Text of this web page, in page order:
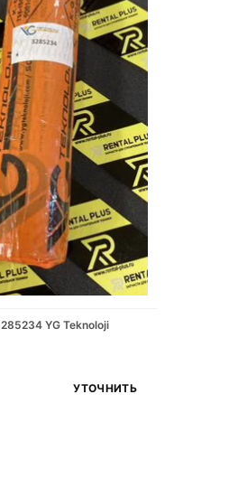
YG Teknoloji
УТОЧНИТЬ